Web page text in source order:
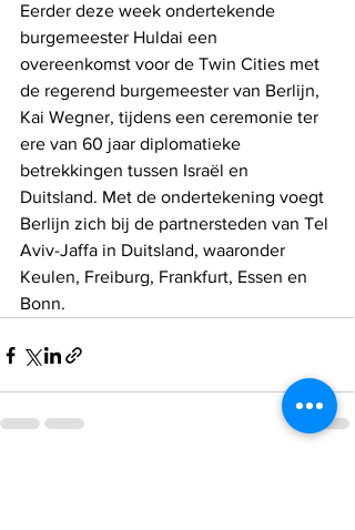
Eerder deze week ondertekende
burgemeester Huldai een
overeenkomst voor de Twin Cities met
de regerend burgemeester van Berlijn,
Kai Wegner, tijdens een ceremonie ter
ere van 60 jaar diplomatieke
betrekkingen tussen Israël en
Duitsland. Met de ondertekening voegt
Berlijn zich bij de partnersteden van Tel
Aviv-Jaffa in Duitsland, waaronder
Keulen, Freiburg, Frankfurt, Essen en
Bonn.